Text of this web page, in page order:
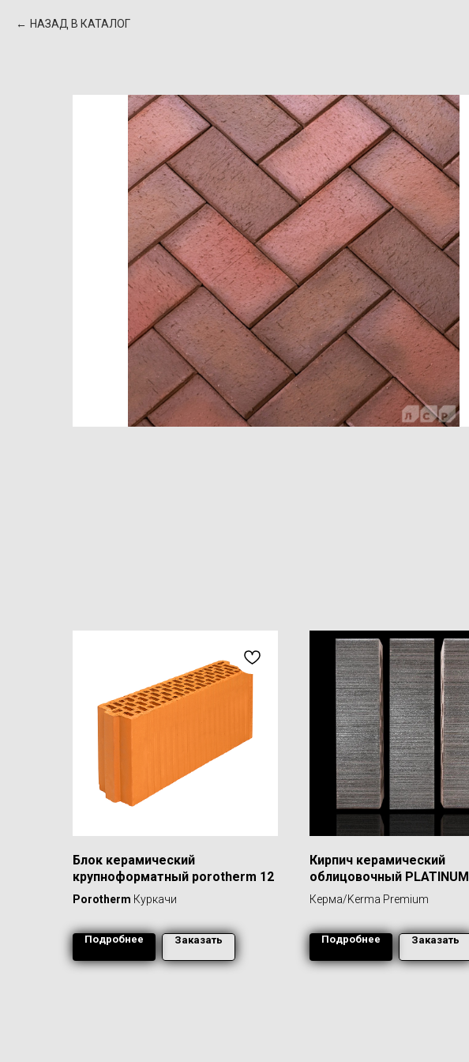
НАЗАД В КАТАЛОГ
Блок керамический
крупноформатный porotherm 12
Porotherm Куркачи
Подробнее Заказать
Кирпич керамический
облицовочный PLATINUM
Керма/Kerma Premium
Подробнее Заказать